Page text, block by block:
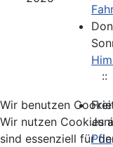
::
Wir benutzen
Wir nutzen Cookies
sind essenziell für